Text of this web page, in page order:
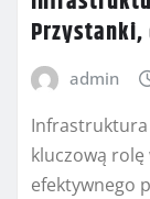
Przystanki,
admin
kluczową
efektywnego